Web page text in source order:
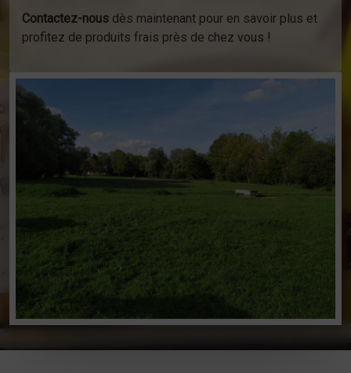
Contactez-nous dès maintenant pour en savoir plus et
profitez de produits frais près de chez vous !